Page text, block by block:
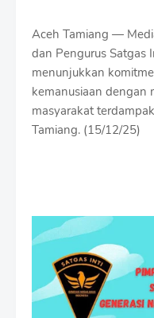
Aceh Tamiang —
dan Pengurus Satgas
menunjukkan
kemanusiaan dengan
masyarakat
Tamiang. (15/12/25)